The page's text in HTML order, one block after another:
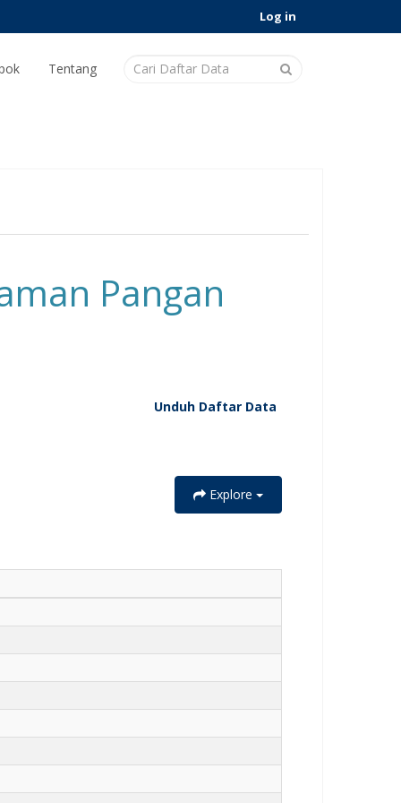
Log in
Tentang
Pangan
Unduh Daftar Data
Explore